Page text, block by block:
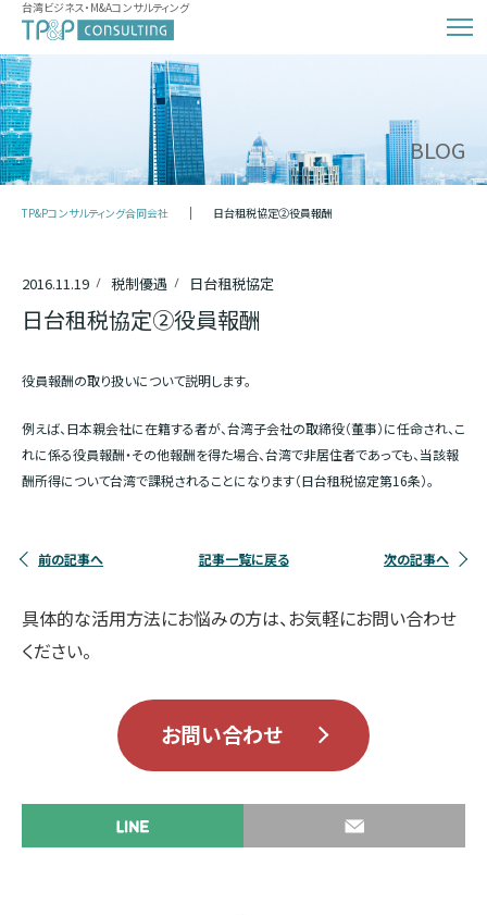
台湾ビジネス・M&Aコンサルティング
BLOG
TP&Pコンサルティング合同会社 日台租税協定②役員報酬
2016.11.19 税制優遇 日台租税協定
日台租税協定②役員報酬
役員報酬の取り扱いについて説明します。
例えば、日本親会社に在籍する者が、台湾子会社の取締役（董事）に任命され、こ
れに係る役員報酬・その他報酬を得た場合、台湾で非居住者であっても、当該報
酬所得について台湾で課税されることになります（日台租税協定第16条）。
前の記事へ 記事一覧に戻る 次の記事へ
具体的な活用方法にお悩みの方は、お気軽にお問い合わせ
ください。
お問い合わせ